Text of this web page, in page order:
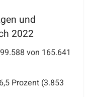
und
2022
von 165.641
Prozent (3.853